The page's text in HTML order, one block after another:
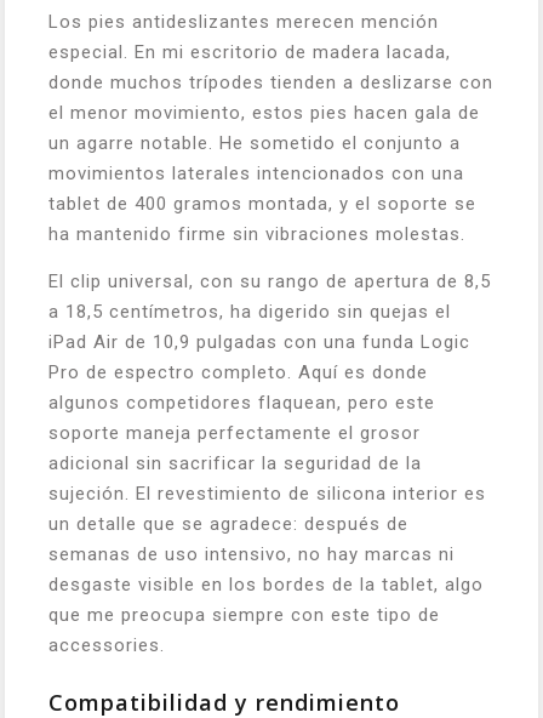
Los pies antideslizantes merecen mención
especial. En mi escritorio de madera lacada,
donde muchos trípodes tienden a deslizarse con
el menor movimiento, estos pies hacen gala de
un agarre notable. He sometido el conjunto a
movimientos laterales intencionados con una
tablet de 400 gramos montada, y el soporte se
ha mantenido firme sin vibraciones molestas.
El clip universal, con su rango de apertura de 8,5
a 18,5 centímetros, ha digerido sin quejas el
iPad Air de 10,9 pulgadas con una funda Logic
Pro de espectro completo. Aquí es donde
algunos competidores flaquean, pero este
soporte maneja perfectamente el grosor
adicional sin sacrificar la seguridad de la
sujeción. El revestimiento de silicona interior es
un detalle que se agradece: después de
semanas de uso intensivo, no hay marcas ni
desgaste visible en los bordes de la tablet, algo
que me preocupa siempre con este tipo de
accessories.
Compatibilidad y rendimiento